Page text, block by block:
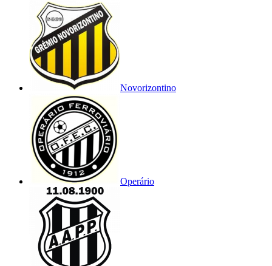
Novorizontino
Operário